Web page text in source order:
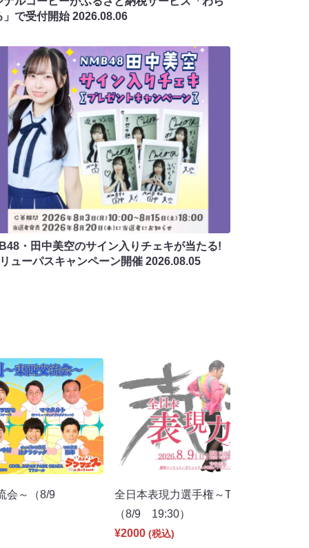
」で受付開始2026.08.06
・田中美空のサイン入りチェキが当たる!
ューパスキャンペーン開催 2026.08.05
会～（8/9
全日本表現力選手権～TTホールの会～
（8/9 19:30）
¥2000 (税込)